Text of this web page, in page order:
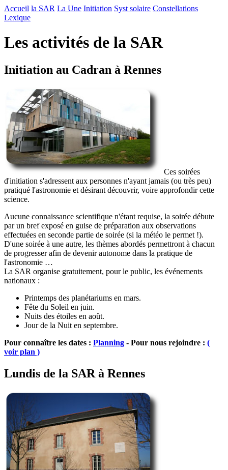
Accueil la SAR La Une Initiation Syst solaire Constellations
Lexique
Les activités de la SAR
Initiation au Cadran à Rennes
Ces soirées
d'initiation s'adressent aux personnes n'ayant jamais (ou très peu)
pratiqué l'astronomie et désirant découvrir, voire approfondir cette
science.
Aucune connaissance scientifique n'étant requise, la soirée débute
par un bref exposé en guise de préparation aux observations
effectuées en seconde partie de soirée (si la météo le permet !).
D'une soirée à une autre, les thèmes abordés permettront à chacun
de progresser afin de devenir autonome dans la pratique de
l'astronomie …
La SAR organise gratuitement, pour le public, les événements
nationaux :
Printemps des planétariums en mars.
Fête du Soleil en juin.
Nuits des étoiles en août.
Jour de la Nuit en septembre.
Pour connaître les dates : Planning - Pour nous rejoindre : (
voir plan )
Lundis de la SAR à Rennes